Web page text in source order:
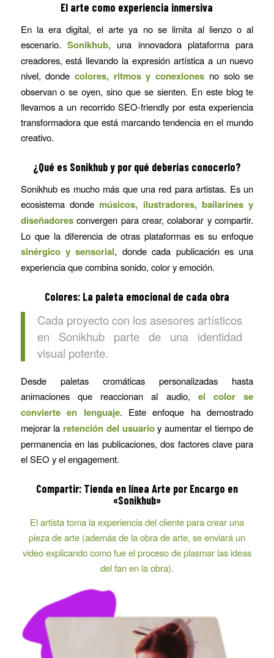
El arte como experiencia inmersiva
En la era digital, el arte ya no se limita al lienzo o al
escenario. Sonikhub, una innovadora plataforma para
creadores, está llevando la expresión artística a un nuevo
nivel, dondecolores, ritmos y conexiones no solo se
observan o se oyen, sino que se sienten. En este blog te
llevamos a un recorrido SEO-friendly por esta experiencia
transformadora que está marcando tendencia en el mundo
creativo.
¿Qué es Sonikhub y por qué deberías conocerlo?
Sonikhub es mucho más que una red para artistas. Es un
ecosistema donde músicos, ilustradores, bailarines y
diseñadoresconvergen para crear, colaborar y compartir.
Lo que la diferencia de otras plataformas es su enfoque
sinérgico y sensorial, donde cada publicación es una
experiencia que combina sonido, color y emoción.
Colores: La paleta emocional de cada obra
Cada proyecto con los asesores artísticos
en Sonikhub parte de una identidad
visual potente.
Desde paletas cromáticas personalizadas hasta
animaciones que reaccionan al audio, el color se
convierte en lenguaje. Este enfoque ha demostrado
mejorar la retención del usuarioy aumentar el tiempo de
permanencia en las publicaciones, dos factores clave para
el SEO y el engagement.
Compartir: Tienda en línea Arte por Encargo en
«Sonikhub»
El artista toma la experiencia del cliente para crear una
pieza de arte (además de la obra de arte, se enviará un
video explicando como fue el proceso de plasmar las ideas
del fan en la obra).